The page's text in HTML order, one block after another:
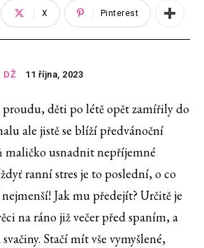
X Pinterest
DŽ 11 října, 2023
děti po létě opět zamířily do
ale jistě se blíží předvánoční
maličko usnadnit nepříjemné
ranní stres je to poslední, o co
Jak mu předejít? Určitě je
na ráno již večer před spaním, a
Stačí mít vše vymyšlené,